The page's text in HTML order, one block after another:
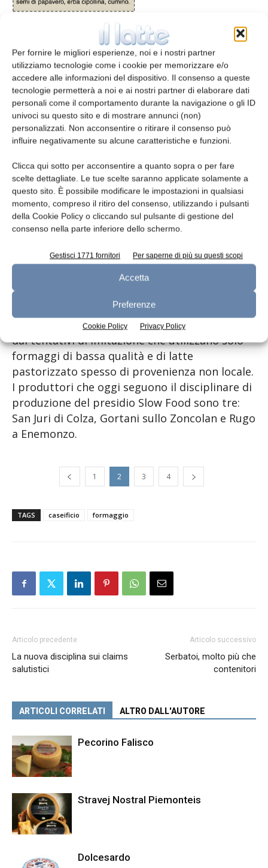
Per fornire le migliori esperienze, noi e i nostri partner
utilizziamo tecnologie come i cookie per memorizzare e/o
accedere alle informazioni del dispositivo. Il consenso a queste
tecnologie permetterà a noi e ai nostri partner di elaborare dati
personali come il comportamento durante la navigazione o gli ID
univoci su questo sito e di mostrare annunci (non)
personalizzati. Non acconsentire o ritirare il consenso può
influire negativamente su alcune caratteristiche e funzioni.
Clicca qui sotto per acconsentire a quanto sopra o per fare
scelte dettagliate. Le tue scelte saranno applicate solamente a
questo sito. È possibile modificare le impostazioni in qualsiasi
momento, compreso il ritiro del consenso, utilizzando i pulsanti
della Cookie Policy o cliccando sul pulsante di gestione del
consenso nella parte inferiore dello schermo.
Gestisci 1771 fornitori Per saperne di più su questi scopi
Accetta
Preferenze
Cookie Policy Privacy Policy
Zona geografica di origine e di produzione
La preparazione del Formadi Frant è una delle
più consolidate tradizioni della Carnia e spesso
ancora oggi avviene in ambito
famigliare. Veniva anticamente impiegato
come sistema domestico di recupero e
difetti o alterazioni tali da richiedere
altrimenti un consumo molto rapido e, con il
passare dei tempi e il miglioramento delle
condizioni di vita, era stato abbandonato. Da
qualche anno, per il Formadi Frant, è stato
conoscere e incentivare il mantenimento di
questa produzione tradizionale, legandola
all’utilizzo di soli formaggi a latte crudo e alla
produzione di alpeggio dell’area carnica,
puntando a difendere il prodotto artigianale
dai tentativi di imitazione che utilizzano solo
formaggi di bassa qualità e di latte
pastorizzato spesso di provenienza non locale.
I produttori che oggi seguono il disciplinare di
produzione del presidio Slow Food sono tre:
San Juri di Colza, Gortani sullo Zoncolan e Rugo
a Enemonzo.
1 2 3 4
TAGS caseificio formaggio
Articolo precedente
La nuova disciplina sui claims
salutistici
Articolo successivo
Serbatoi, molto più che
contenitori
ARTICOLI CORRELATI ALTRO DALL'AUTORE
Pecorino Falisco
Stravej Nostral Piemonteis
Dolcesardo